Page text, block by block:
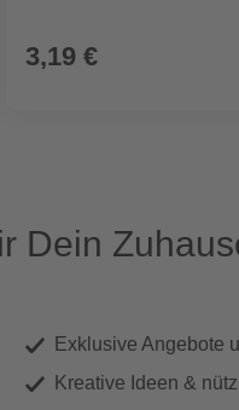
3,19 €
Dein
Exklusive Angebote
Kreative Ideen &